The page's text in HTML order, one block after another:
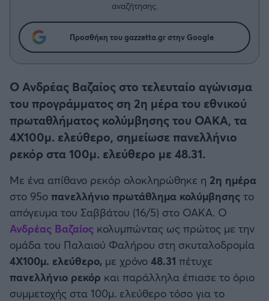
Δημήτρης Τσορμπατζόγλου
Λεβαδειακός
ΟΦΗ
Βόλος
Ατρόμητος Αθηνών
Κηφισιά
Αστέρας Τρίπολης
Παναιτωλικός
Καλαμάτα
Μεγάλη μου Αγάπη
Μια Ιστορία από την Πόλη
αναζήτησης.
Προσθήκη του gazzetta.gr στην Google
Ο Ανδρέας Βαζαίος στο τελευταίο αγώνισμα
του προγράμματος ση 2η μέρα του εθνικού
πρωταθλήματος κολύμβησης του ΟΑΚΑ, τα
4Χ100μ. ελεύθερο, σημείωσε πανελλήνιο
ρεκόρ στα 100μ. ελεύθερο με 48.31.
Με ένα απίθανο ρεκόρ ολοκληρώθηκε η 2η ημέρα
στο 95ο πανελλήνιο πρωτάθλημα κολύμβησης το
απόγευμα του Σαββάτου (16/5) στο ΟΑΚΑ. Ο
Ανδρέας Βαζαίος κολυμπώντας ως πρώτος με την
ομάδα του Παλαιού Φαλήρου στη σκυταλοδρομία
4Χ100μ. ελεύθερο, με χρόνο 48.31 πέτυχε
πανελλήνιο ρεκόρ και παράλληλα έπιασε το όριο
συμμετοχής στα 100μ. ελεύθερο τόσο για το